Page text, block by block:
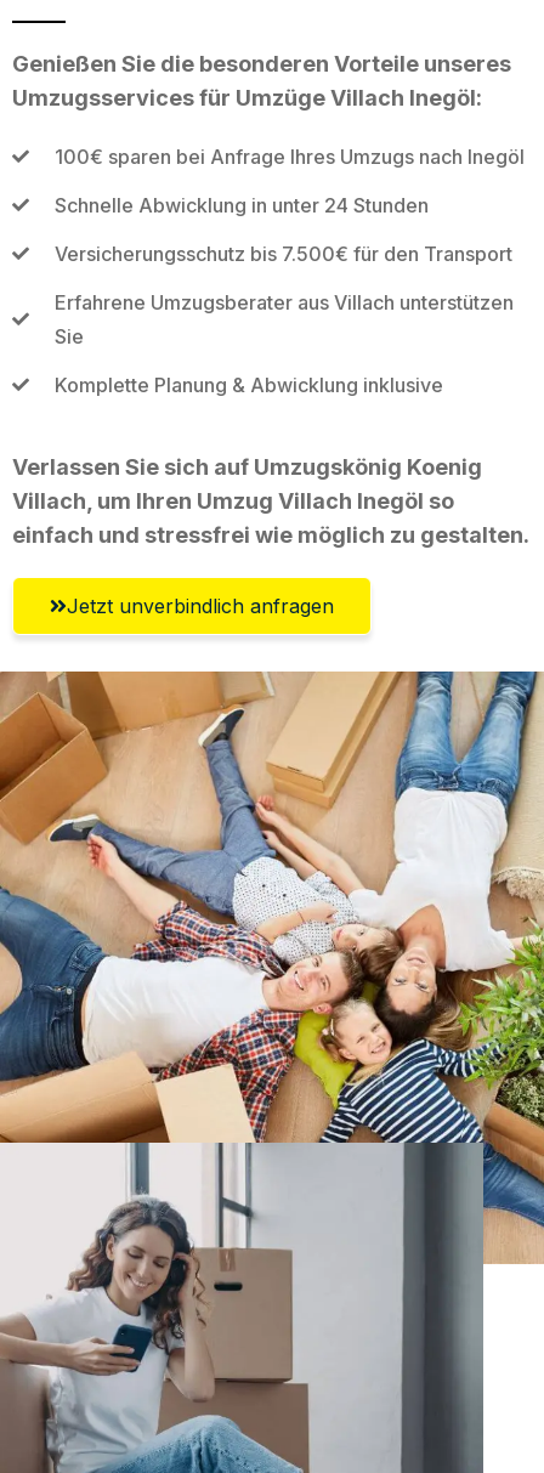
Genießen Sie die besonderen Vorteile unseres
Umzugsservices für Umzüge Villach Inegöl:
100€ sparen bei Anfrage Ihres Umzugs nach Inegöl
Schnelle Abwicklung in unter 24 Stunden
Versicherungsschutz bis 7.500€ für den Transport
Erfahrene Umzugsberater aus Villach unterstützen
Sie
Komplette Planung & Abwicklung inklusive
Verlassen Sie sich auf Umzugskönig Koenig
Villach, um Ihren Umzug Villach Inegöl so
einfach und stressfrei wie möglich zu gestalten.
Jetzt unverbindlich anfragen